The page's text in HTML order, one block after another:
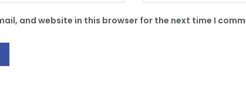
and website in this browser for the next time I